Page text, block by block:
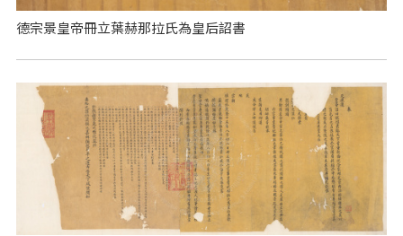
德宗景皇帝冊立葉赫那拉氏為皇后詔書